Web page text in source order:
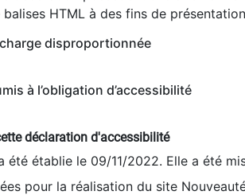
HTML à des fins de
disproportionnée
à l’obligation d’accessibilité
déclaration d'accessibilité
été établie le 09/11/2022. Elle a été
pour la réalisation du site